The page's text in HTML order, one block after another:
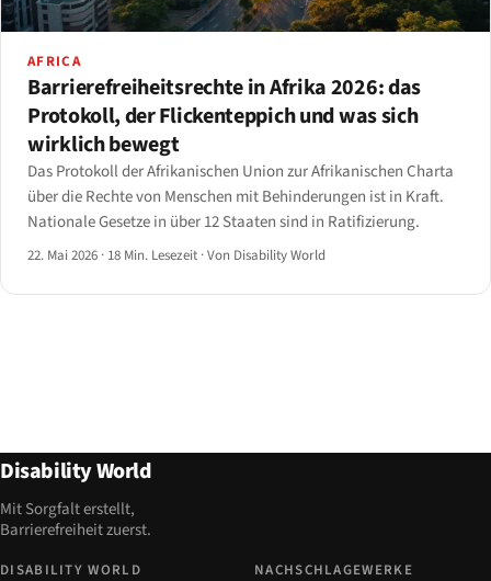
AFRICA
Barrierefreiheitsrechte in Afrika 2026: das
Protokoll, der Flickenteppich und was sich
wirklich bewegt
Das Protokoll der Afrikanischen Union zur Afrikanischen Charta
über die Rechte von Menschen mit Behinderungen ist in Kraft.
Nationale Gesetze in über 12 Staaten sind in Ratifizierung.
22. Mai 2026 · 18 Min. Lesezeit ·Von Disability World
Disability World
Mit Sorgfalt erstellt,
Barrierefreiheit zuerst.
DISABILITY WORLD NACHSCHLAGEWERKE